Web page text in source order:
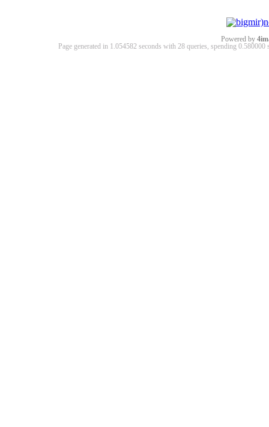
Powered by
Page generated in 1.054582 seconds with 28 queries, spending